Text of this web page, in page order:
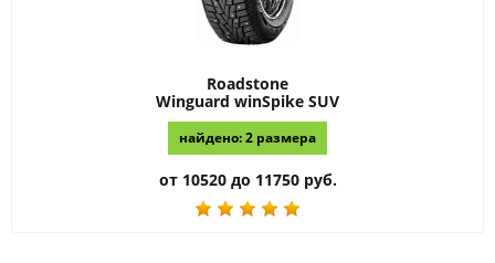
Roadstone
Winguard winSpike SUV
найдено: 2 размера
от 10520 до 11750 руб.